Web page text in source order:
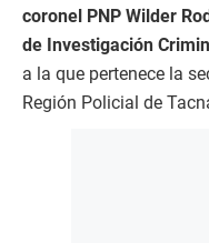
coronel PNP Wilder
de Investigación
a la que pertenece la
Región Policial de